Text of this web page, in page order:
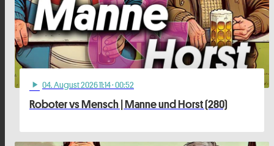
play_arrow 04. August 2026 11:14· 00:52
Roboter vs Mensch | Manne und Horst (280)